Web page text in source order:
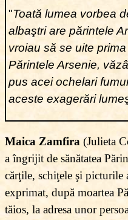
"Toată lumea vorbea
albaştri are părintele
vroiau să se uite
Părintele Arsenie,
pus acei ochelari
aceste exagerări
Maica Zamfira (Julieta
a îngrijit de sănătatea
cărţile, schiţele şi picturile
exprimat, după moartea
tăios, la adresa unor